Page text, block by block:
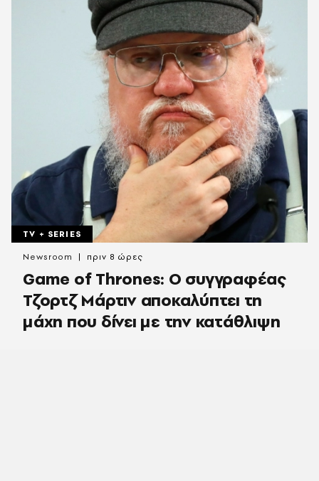
TV + SERIES
Game of Thrones: Ο συγγραφέας
Τζορτζ Μάρτιν αποκαλύπτει τη
μάχη που δίνει με την κατάθλιψη
Newsroom πριν 8 ώρες